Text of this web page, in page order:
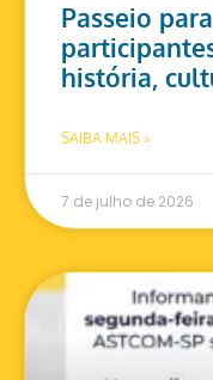
Passeio
história,
SAIBA MAIS »
7 de julho de 2026